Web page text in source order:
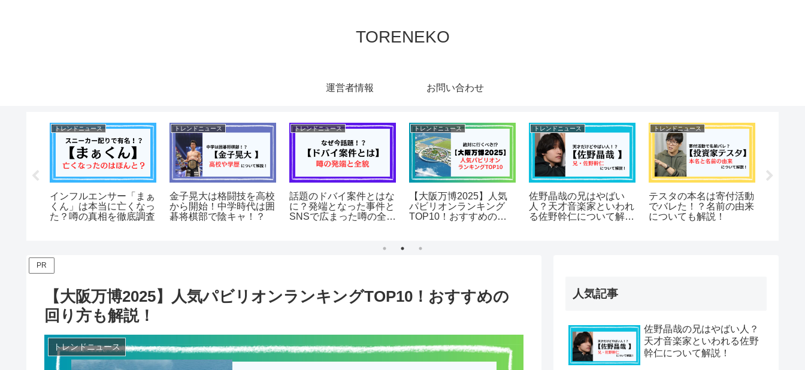
TORENEKO
運営者情報 お問い合わせ
トレンドニュース
インフルエンサー「まぁ
くん」は本当に亡くなっ
た？噂の真相を徹底調査
トレンドニュース
金子晃大は格闘技を高校
から開始！中学時代は囲
碁将棋部で陰キャ！？
トレンドニュース
話題のドバイ案件とはな
に？発端となった事件と
SNSで広まった噂の全貌
トレンドニュース
【大阪万博2025】人気
パビリオンランキング
TOP10！おすすめの回
トレンドニュース
佐野晶哉の兄はやばい
人？天才音楽家といわれ
る佐野幹仁について解
トレンドニュース
テスタの本名は寄付活動
でバレた！？名前の由来
についても解説！
PR
【大阪万博2025】人気パビリオンランキングTOP10！おすすめの
回り方も解説！
トレンドニュース
人気記事
佐野晶哉の兄はやばい人？
天才音楽家といわれる佐野
幹仁について解説！